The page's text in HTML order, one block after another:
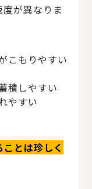
が異なりま
こもりやすい
積しやすい
やすい
とは珍しく